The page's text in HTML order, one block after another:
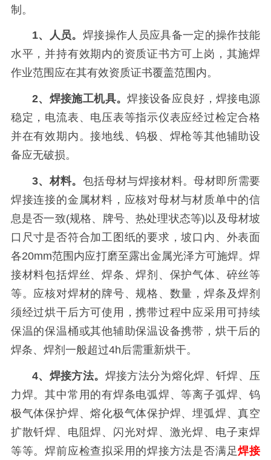
制。
1、人员。 焊接操作人员应具备一定的操作技能
水平，并持有效期内的资质证书方可上岗，其施焊
作业范围应在其有效资质证书覆盖范围内。
2、焊接施工机具。焊接设备应良好，焊接电源
稳定，电流表、电压表等指示仪表应经过检定合格
并在有效期内。接地线、钨极、焊枪等其他辅助设
备应无破损。
3、材料。 包括母材与焊接材料。母材即所需要
焊接连接的金属材料，应核对母材与材质单中的信
息是否一致(规格、牌号、热处理状态等)以及母材坡
口尺寸是否符合加工图纸的要求，坡口内、外表面
各20mm范围内应打磨至露出金属光泽方可施焊。焊
接材料包括焊丝、焊条、焊剂、保护气体、碎丝等
等。应核对焊材的牌号、规格、数量，焊条及焊剂
须经过烘干后方可使用，携带过程中应采用可持续
保温的保温桶或其他辅助保温设备携带，烘干后的
焊条、焊剂一般超过4h后需重新烘干。
4、焊接方法。 焊接方法分为熔化焊、钎焊、压
力焊。其中常用的有焊条电弧焊、等离子弧焊、钨
极气体保护焊、熔化极气体保护焊、埋弧焊、真空
扩散钎焊、电阻焊、闪光对焊、激光焊、电子束焊
等等。焊前应检查拟采用的焊接方法是否满足焊接